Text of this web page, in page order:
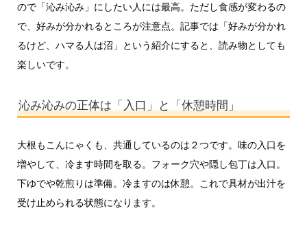
ので「沁み沁み」にしたい人には最高。ただし食感が変わるの
で、好みが分かれるところが注意点。記事では「好みが分かれ
るけど、ハマる人は沼」という紹介にすると、読み物としても
楽しいです。
沁み沁みの正体は「入口」と「休憩時間」
大根もこんにゃくも、共通しているのは２つです。味の入口を
増やして、冷ます時間を取る。フォーク穴や隠し包丁は入口。
下ゆでや乾煎りは準備。冷ますのは休憩。これで具材が出汁を
受け止められる状態になります。